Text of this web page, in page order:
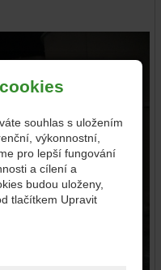
souhlas s uložením
výkonnostní,
pro lepší fungování
a cílení a
budou uloženy,
tlačítkem Upravit